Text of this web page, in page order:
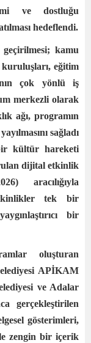
ve dostluğu
hedeflendi.
kamu
eğitim
çok yönlü iş
merkezli olarak
ağı, programın
sağladı
kültür hareketi
dijital etkinlik
aracılığıyla
tek bir
bir
oluşturan
APİKAM
ve Adalar
gerçekleştirilen
gösterimleri,
zengin bir içerik